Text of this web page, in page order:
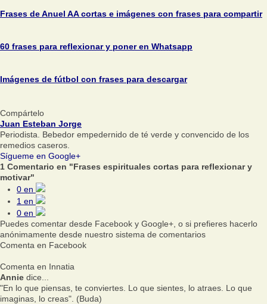
Frases de Anuel AA cortas e imágenes con frases para compartir
60 frases para reflexionar y poner en Whatsapp
Imágenes de fútbol con frases para descargar
Compártelo
Juan Esteban Jorge
Periodista. Bebedor empedernido de té verde y convencido de los
remedios caseros.
Sígueme en Google+
1 Comentario en "Frases espirituales cortas para reflexionar y
motivar"
0 en
1 en
0 en
Puedes comentar desde Facebook y Google+, o si prefieres hacerlo
anónimamente desde nuestro sistema de comentarios
Comenta en Facebook
Comenta en Innatia
Annie dice...
"En lo que piensas, te conviertes. Lo que sientes, lo atraes. Lo que
imaginas, lo creas". (Buda)